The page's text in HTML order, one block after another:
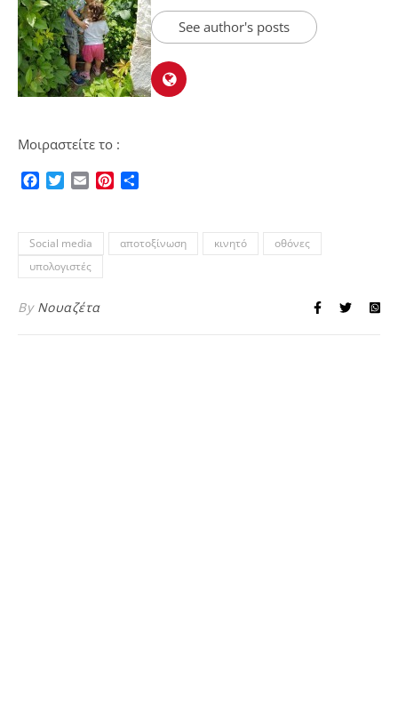
See author's posts
Μοιραστείτε το :
Facebook
TwitterEmailPinterest
Social media αποτοξίνωση κινητό
οθόνες
υπολογιστές
By Νουαζέτα